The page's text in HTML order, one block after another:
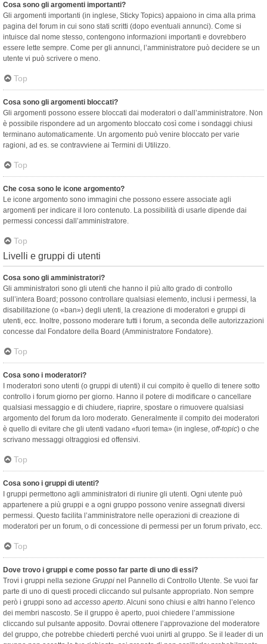
Cosa sono gli argomenti importanti?
Gli argomenti importanti (in inglese, Sticky Topics) appaiono in cima alla prima
pagina del forum in cui sono stati scritti (dopo eventuali annunci). Come si
intuisce dal nome stesso, contengono informazioni importanti e dovrebbero
essere lette sempre. Come per gli annunci, l’amministratore può decidere se un
utente vi può scrivere o meno.
Top
Cosa sono gli argomenti bloccati?
Gli argomenti possono essere bloccati dai moderatori o dall’amministratore. Non
è possibile rispondere ad un argomento bloccato così come i sondaggi chiusi
terminano automaticamente. Un argomento può venire bloccato per varie
ragioni, ad es. se contravviene ai Termini di Utilizzo.
Top
Che cosa sono le icone argomento?
Le icone argomento sono immagini che possono essere associate agli
argomenti per indicare il loro contenuto. La possibilità di usarle dipende dai
permessi concessi dall’amministratore.
Top
Livelli e gruppi di utenti
Cosa sono gli amministratori?
Gli amministratori sono gli utenti che hanno il più alto grado di controllo
sull’intera Board; possono controllare qualsiasi elemento, inclusi i permessi, la
disabilitazione (o «ban») degli utenti, la creazione di moderatori e gruppi di
utenti, ecc. Inoltre, possono moderare tutti i forum, a seconda delle autorizzazioni
concesse dal Fondatore della Board (Amministratore Fondatore).
Top
Cosa sono i moderatori?
I moderatori sono utenti (o gruppi di utenti) il cui compito è quello di tenere sotto
controllo i forum giorno per giorno. Hanno il potere di modificare o cancellare
qualsiasi messaggio e di chiudere, riaprire, spostare o rimuovere qualsiasi
argomento del forum da loro moderato. Generalmente il compito dei moderatori
è quello di evitare che gli utenti vadano «fuori tema» (in inglese, off-topic) o che
scrivano messaggi oltraggiosi ed offensivi.
Top
Cosa sono i gruppi di utenti?
I gruppi permettono agli amministratori di riunire gli utenti. Ogni utente può
appartenere a più gruppi e a ogni gruppo possono venire assegnati diversi
permessi. Questo facilita l’amministratore nelle operazioni di creazione di
moderatori per un forum, o di concessione di permessi per un forum privato, ecc.
Top
Dove trovo i gruppi e come posso far parte di uno di essi?
Trovi i gruppi nella sezione Gruppi nel Pannello di Controllo Utente. Se vuoi far
parte di uno di questi procedi cliccando sul pulsante appropriato. Non sempre
però i gruppi sono ad accesso aperto. Alcuni sono chiusi e altri hanno l’elenco
dei membri nascosto. Se il gruppo è aperto, puoi chiedere l’ammissione
cliccando sul pulsante apposito. Dovrai ottenere l’approvazione del moderatore
del gruppo, che potrebbe chiederti perché vuoi unirti al gruppo. Se il leader di un